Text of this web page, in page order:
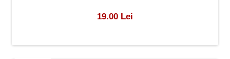
19.00 Lei